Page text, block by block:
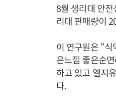
8월 생리대 안
리대 판매량이
이 연구원은 “식
은느낌 좋은순
하고 있고 엘지
다.